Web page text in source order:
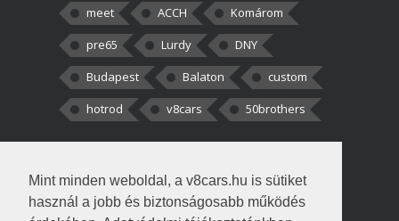
Mint minden weboldal, a v8cars.hu is sütiket
használ a jobb és biztonságosabb működés
meet ACCH
Komárom
pre65
Lurdy
DNY
Budapest
Balaton
custom
hotrod
v8cars 50brothers
kortisz:Elszúrtam! Én csak két
darabbaal számoltam. Nem tudtam, hogy fél autót,